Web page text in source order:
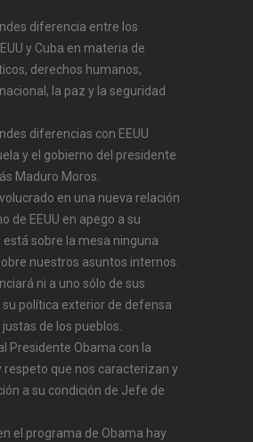
diferencia entre los
y Cuba en materia de
derechos humanos,
la paz y la seguridad
diferencias con EEUU
y el gobierno del presidente
Maduro Moros.
en una nueva relación
de EEUU en apego a su
está sobre la mesa ninguna
nuestros asuntos internos.
ni a uno sólo de sus
su política exterior de defensa
de los pueblos.
Presidente Obama con la
respeto que nos caracterizan y
a su condición de Jefe de
el programa de Obama hay